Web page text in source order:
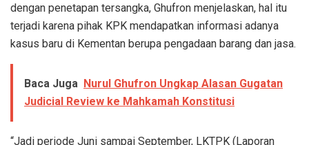
dengan penetapan tersangka, Ghufron menjelaskan, hal itu
terjadi karena pihak KPK mendapatkan informasi adanya
kasus baru di Kementan berupa pengadaan barang dan jasa.
Baca Juga Nurul Ghufron Ungkap Alasan Gugatan
Judicial Review ke Mahkamah Konstitusi
“Jadi periode Juni sampai September, LKTPK (Laporan